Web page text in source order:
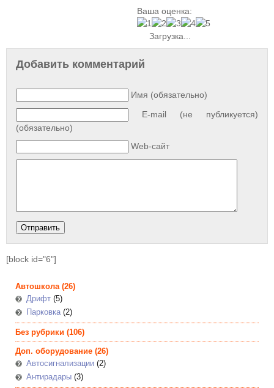
Ваша оценка:
Загрузка...
Добавить комментарий
Имя (обязательно)
E-mail (не публикуется)
(обязательно)
Web-сайт
[block id="6"]
Автошкола(26)
Дрифт (5)
Парковка(2)
Без рубрики (106)
Доп. оборудование (26)
Автосигнализации (2)
Антирадары (3)